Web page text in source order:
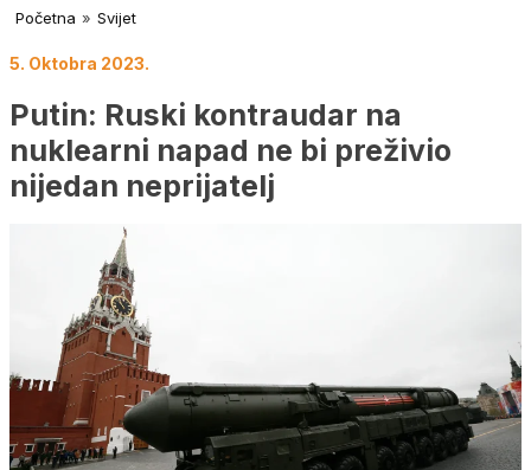
Početna » Svijet
5. Oktobra 2023.
Putin: Ruski kontraudar na
nuklearni napad ne bi preživio
nijedan neprijatelj